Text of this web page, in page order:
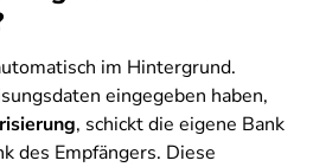
im Hintergrund.
eingegeben haben,
, schickt die eigene Bank
des Empfängers. Diese